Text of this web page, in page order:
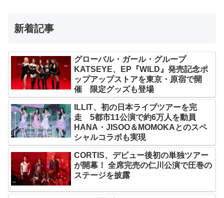
新着記事
グローバル・ガール・グループ
KATSEYE、EP『WILD』発売記念ポ
ップアップストアを東京・原宿で開
催 限定グッズも登場
ILLIT、初の日本ライブツアーを完
走 5都市11公演で約6万人を動員
HANA・JISOO＆MOMOKAとのスペ
シャルコラボも実現
CORTIS、デビュー後初の単独ツアー
が開幕！ 全席完売の仁川公演で圧巻の
ステージを披露